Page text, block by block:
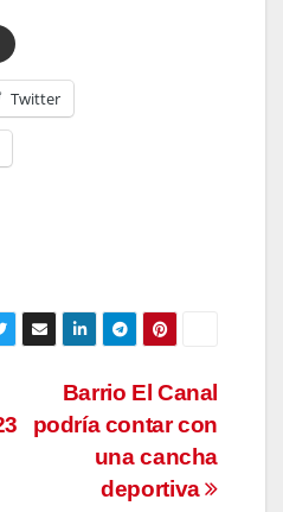
Twitter
Barrio El Canal
podría contar con
una cancha
deportiva